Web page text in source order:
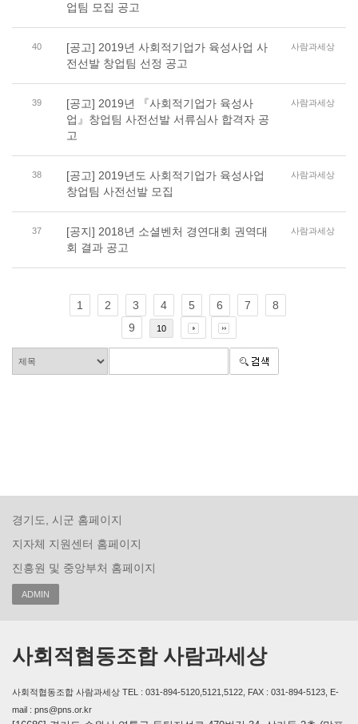
업팀 모집 공고
40
[공고] 2019년 사회적기업가 육성사업 사
전선발 창업팀 선정 공고
사람과세상
39
[공고] 2019년 『사회적기업가 육성사
업』창업팀 사전선발 서류심사 합격자 공
고
사람과세상
38
[공고] 2019년도 사회적기업가 육성사업
창업팀 사전선발 모집
사람과세상
37
[공지] 2018년 소셜벤처 경연대회 권역대
회 결과 공고
사람과세상
1 2 3 4 5 6 7
8
9
10
경기도, 시군 홈페이지
지자체 지원센터 홈페이지
진흥원 및 중앙부처 홈페이지
ADMIN
사회적협동조합 사람과세상
사회적협동조합 사람과세상 TEL : 031-894-5120,5121,5122, FAX : 031-894-5123, E-
mail : pns@pns.or.kr